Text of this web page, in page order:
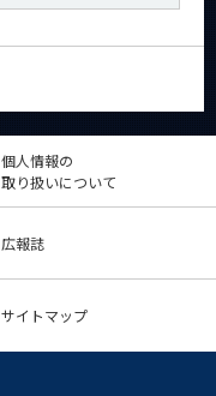
個人情報の
取り扱いについて
広報誌
サイトマップ